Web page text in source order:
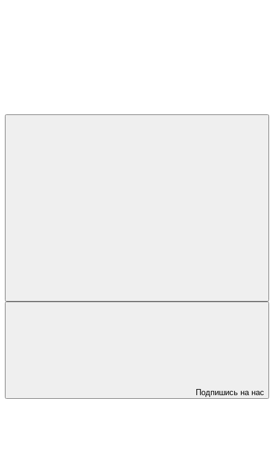
Подпишись на нас